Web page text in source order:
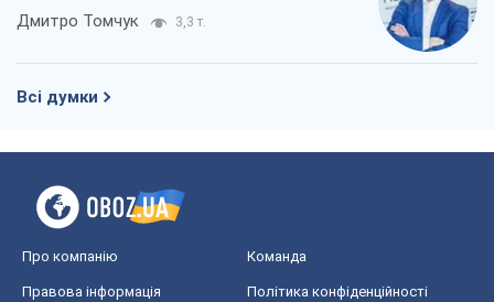
Дмитро Томчук 3,3 т.
Всі думки
Про компанію Команда
Правова інформація Політика конфіденційності